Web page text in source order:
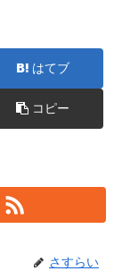
はてブ
コピー
さすらい